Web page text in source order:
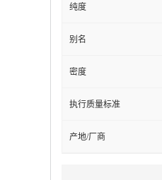
纯度
别名
密度
执行质量标准
产地/厂商